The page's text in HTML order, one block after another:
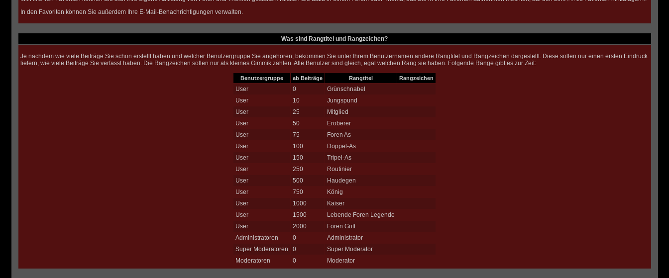
In den Favoriten können Sie außerdem Ihre E-Mail-Benachrichtigungen verwalten.
Was sind Rangtitel und Rangzeichen?
Je nachdem wie viele Beiträge Sie schon erstellt haben und welcher Benutzergruppe Sie angehören, bekommen Sie unter Ihrem Benutzernamen andere Rangtitel und Rangzeichen dargestellt. Diese sollen nur einen ersten Eindruck
liefern, wie viele Beiträge Sie verfasst haben. Die Rangzeichen sollen nur als kleines Gimmik zählen. Alle Benutzer sind gleich, egal welchen Rang sie haben. Folgende Ränge gibt es zur Zeit:
Benutzergruppe ab Beiträge Rangtitel Rangzeichen
User 0
Grünschnabel
User
10
Jungspund
User
25
Mitglied
User
50
Eroberer
User
75
Foren As
User
100
Doppel-As
User
150
Tripel-As
User
250
Routinier
User
500
Haudegen
User
750
König
User
1000
Kaiser
User
1500
Lebende Foren Legende
User
2000
Foren Gott
Administratoren
0
Administrator
Super Moderatoren
0
Super Moderator
Moderatoren
0 Moderator